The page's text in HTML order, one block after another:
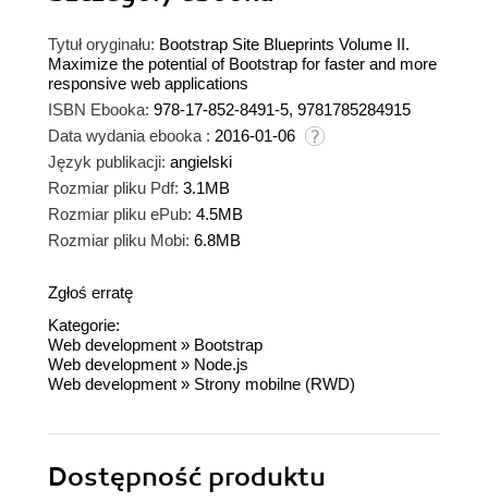
Tytuł oryginału: Bootstrap Site Blueprints Volume II.
Maximize the potential of Bootstrap for faster and more
responsive web applications
ISBN Ebooka: 978-17-852-8491-5, 9781785284915
Data wydania ebooka : 2016-01-06
Język publikacji: angielski
Rozmiar pliku Pdf: 3.1MB
Rozmiar pliku ePub: 4.5MB
Rozmiar pliku Mobi: 6.8MB
Zgłoś erratę
Kategorie:
Web development » Bootstrap
Web development » Node.js
Web development » Strony mobilne (RWD)
Dostępność produktu